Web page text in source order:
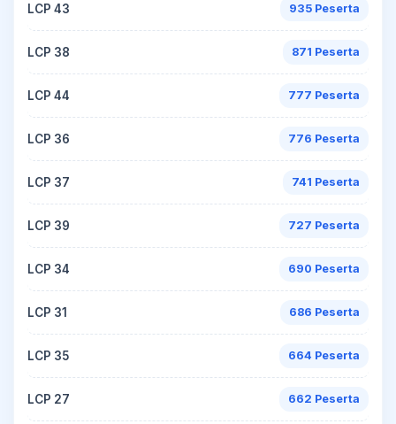
LCP 43 935 Peserta
LCP 38 871 Peserta
LCP 44 777 Peserta
LCP 36 776 Peserta
LCP 37 741 Peserta
LCP 39 727 Peserta
LCP 34 690 Peserta
LCP 31 686 Peserta
LCP 35 664 Peserta
LCP 27 662 Peserta